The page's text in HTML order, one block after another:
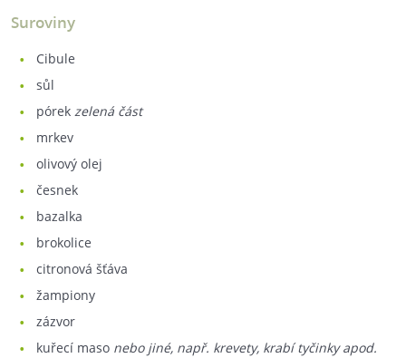
Suroviny
cibule
sůl
pórek zelená část
mrkev
olivový olej
česnek
bazalka
brokolice
citronová šťáva
žampiony
zázvor
kuřecí maso nebo jiné, např. krevety, krabí tyčinky apod.